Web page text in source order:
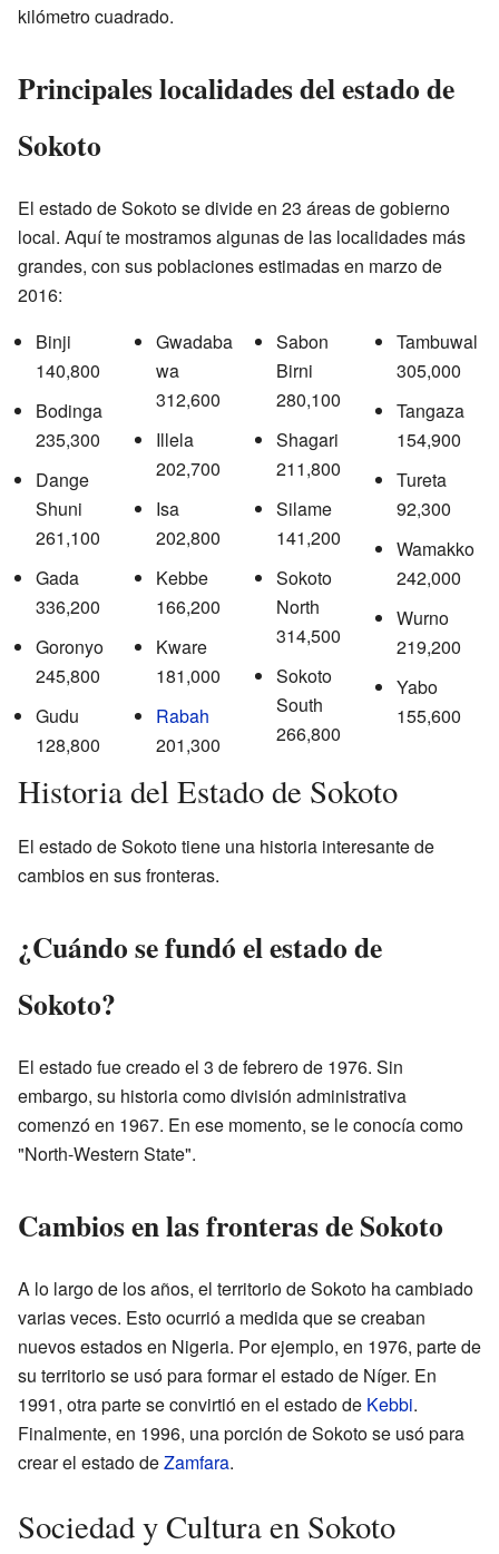
kilómetro cuadrado.
Principales localidades del estado de
Sokoto
El estado de Sokoto se divide en 23 áreas de gobierno
local. Aquí te mostramos algunas de las localidades más
grandes, con sus poblaciones estimadas en marzo de
2016:
Binji
140,800
Bodinga
235,300
Dange
Shuni
261,100
Gada
336,200
Goronyo
245,800
Gudu
128,800
Gwadaba
wa
312,600
Illela
202,700
Isa
202,800
Kebbe
166,200
Kware
181,000
Rabah
201,300
Sabon
Birni
280,100
Shagari
211,800
Silame
141,200
Sokoto
North
314,500
Sokoto
South
266,800
Tambuwal
305,000
Tangaza
154,900
Tureta
92,300
Wamakko
242,000
Wurno
219,200
Yabo
155,600
Historia del Estado de Sokoto
El estado de Sokoto tiene una historia interesante de
cambios en sus fronteras.
¿Cuándo se fundó el estado de
Sokoto?
El estado fue creado el 3 de febrero de 1976. Sin
embargo, su historia como división administrativa
comenzó en 1967. En ese momento, se le conocía como
"North-Western State".
Cambios en las fronteras de Sokoto
A lo largo de los años, el territorio de Sokoto ha cambiado
varias veces. Esto ocurrió a medida que se creaban
nuevos estados en Nigeria. Por ejemplo, en 1976, parte de
su territorio se usó para formar el estado de Níger. En
1991, otra parte se convirtió en el estado de Kebbi.
Finalmente, en 1996, una porción de Sokoto se usó para
crear el estado deZamfara.
Sociedad y Cultura en Sokoto